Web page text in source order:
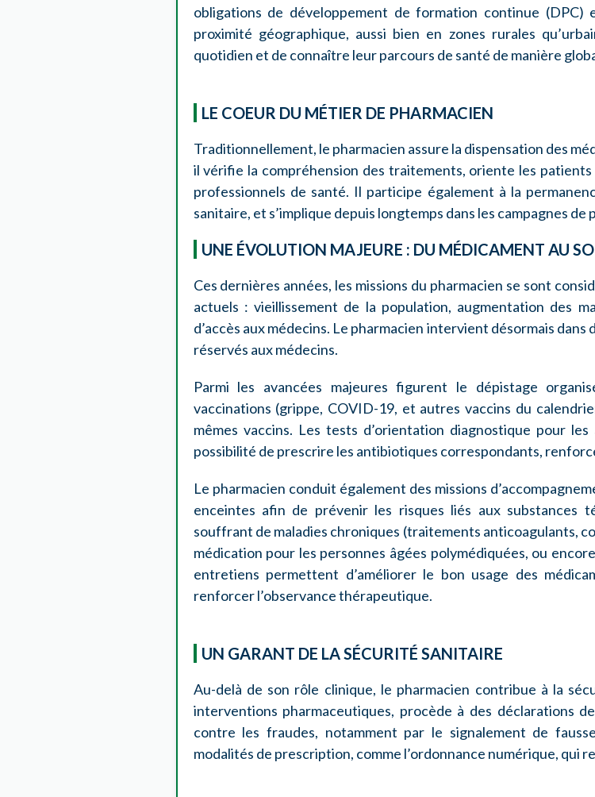
obligations de développement de formation continue (DPC)
proximité géographique, aussi bien en zones rurales
quotidien et de connaître leur parcours de santé de manière
LE COEUR DU MÉTIER DE PHARMACIEN
Traditionnellement, le pharmacien assure la dispensation des
il vérifie la compréhension des traitements, oriente les
professionnels de santé. Il participe également à la
sanitaire, et s’implique depuis longtemps dans les campagnes
UNE ÉVOLUTION MAJEURE : DU MÉDICAMENT AU
Ces dernières années, les missions du pharmacien se sont
actuels : vieillissement de la population, augmentation des
d’accès aux médecins. Le pharmacien intervient désormais
réservés aux médecins.
Parmi les avancées majeures figurent le dépistage
vaccinations (grippe, COVID-19, et autres vaccins du
mêmes vaccins. Les tests d’orientation diagnostique pour
possibilité de prescrire les antibiotiques correspondants,
Le pharmacien conduit également des missions
enceintes afin de prévenir les risques liés aux substances
souffrant de maladies chroniques (traitements anticoagulants,
médication pour les personnes âgées polymédiquées, ou
entretiens permettent d’améliorer le bon usage des
renforcer l’observance thérapeutique.
UN GARANT DE LA SÉCURITÉ SANITAIRE
Au-delà de son rôle clinique, le pharmacien contribue à la
interventions pharmaceutiques, procède à des déclarations
contre les fraudes, notamment par le signalement de
modalités de prescription, comme l’ordonnance numérique, qui